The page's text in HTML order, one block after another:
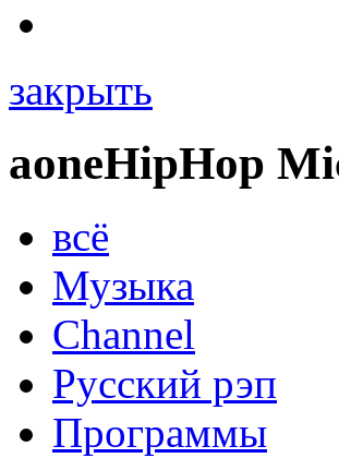
закрыть
aoneHipHop
всё
Музыка
Channel
Русский рэп
Программы